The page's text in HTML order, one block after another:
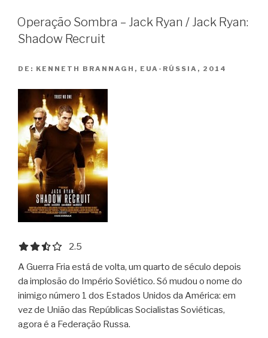
Operação Sombra – Jack Ryan / Jack Ryan:
Shadow Recruit
DE: KENNETH BRANNAGH, EUA-RÚSSIA, 2014
2.5 out of 5.0 stars
2.5
A Guerra Fria está de volta, um quarto de século depois
da implosão do Império Soviético. Só mudou o nome do
inimigo número 1 dos Estados Unidos da América: em
vez de União das Repúblicas Socialistas Soviéticas,
agora é a Federação Russa.